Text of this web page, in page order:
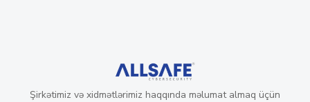
Şirkətimiz və xidmətlərimiz haqqında məlumat almaq üçün